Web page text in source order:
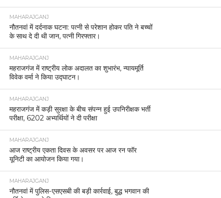
MAHARAJGANJ
नौतनवां में दर्दनाक घटना: पत्नी से परेशान होकर पति ने बच्चों
के साथ दे दी थी जान, पत्नी गिरफ्तार।
MAHARAJGANJ
महराजगंज में राष्ट्रीय लोक अदालत का शुभारंभ, न्यायमूर्ति
विवेक वर्मा ने किया उद्घाटन।
MAHARAJGANJ
महराजगंज में कड़ी सुरक्षा के बीच संपन्न हुई उपनिरीक्षक भर्ती
परीक्षा, 6202 अभ्यर्थियों ने दी परीक्षा
MAHARAJGANJ
आज राष्ट्रीय एकता दिवस के अवसर पर आज रन फॉर
यूनिटी का आयोजन किया गया।
MAHARAJGANJ
नौतनवां में पुलिस-एसएसबी की बड़ी कार्रवाई, बुद्ध भगवान की